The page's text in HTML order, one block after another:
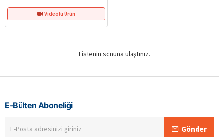
Videolu Ürün
Listenin sonuna ulaştınız.
E-Bülten Aboneliği
Posta
Gönder